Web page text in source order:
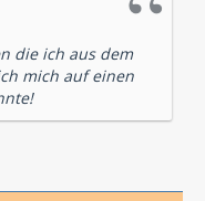
die ich aus dem
mich auf einen